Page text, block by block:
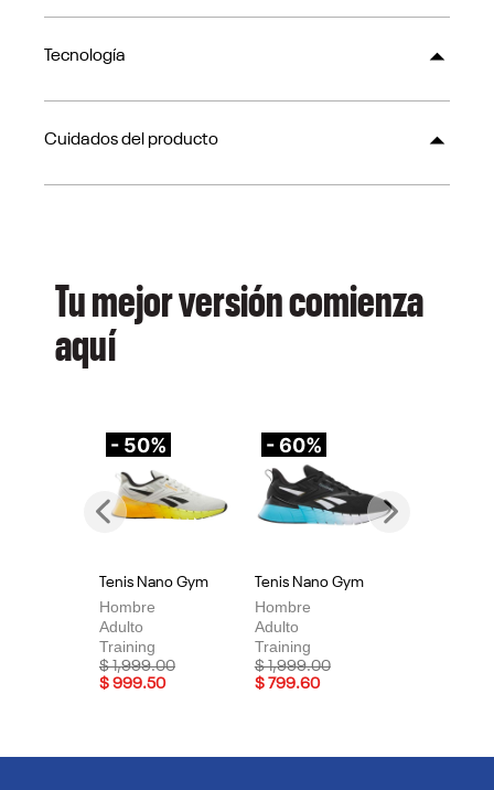
Tecnología
Cuidados del producto
Tu mejor versión comienza
aquí
- 50%
Tenis Nano Gym
Hombre
Adulto
Training
Price reduced from
$ 1,999.00to
$ 999.50
- 60%
Tenis Nano Gym
Hombre
Adulto
Training
Price reduced from
$ 1,999.00to
$ 799.60
Previous